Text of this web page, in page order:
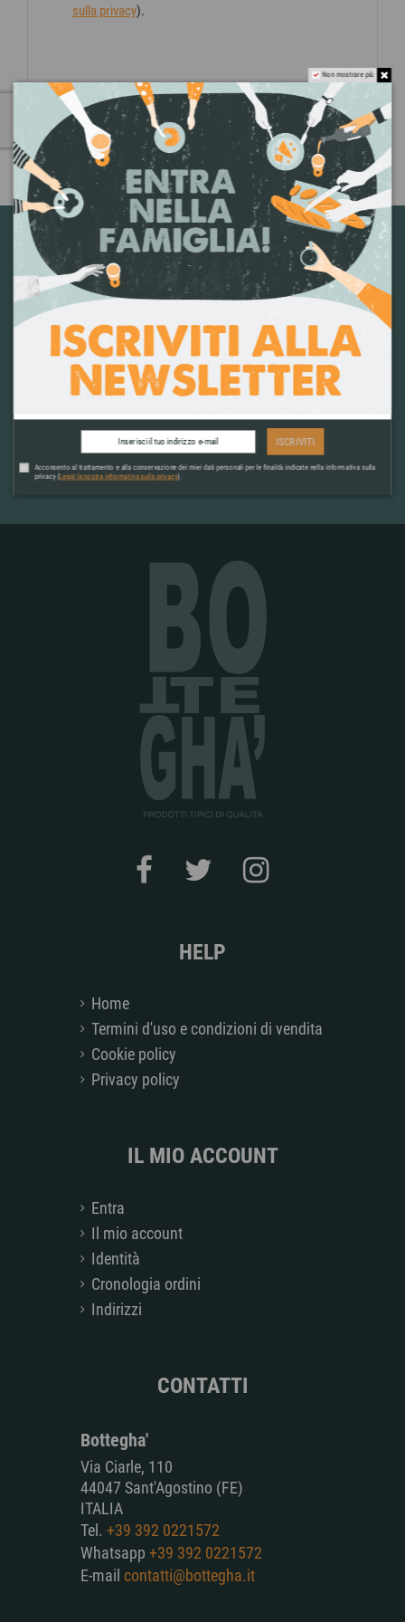
sulla privacy).
SALVA
ISCRIVITI ALLA NEWSLETTER
Inserisci il tuo indirizzo e-mail per ricevere info su promo e
ultime novità
per le finalità indicate nella informativa sulla privacy (
informativa sulla privacy).
HELP
Home
Termini d'uso e condizioni di vendita
Cookie policy
Privacy policy
IL MIO ACCOUNT
Entra
Il mio account
Identità
Cronologia ordini
Indirizzi
CONTATTI
Bottegha'
Via Ciarle, 110
44047 Sant'Agostino (FE)
ITALIA
Tel. +39 392 0221572
Whatsapp +39 392 0221572
E-mail contatti@bottegha.it
Non mostrare più
ISCRIVITI
Acconsento al trattamento e alla conservazione dei miei dati personali per le finalità indicate nella informativa sulla
privacy (Leggi la nostra informativa sulla privacy).